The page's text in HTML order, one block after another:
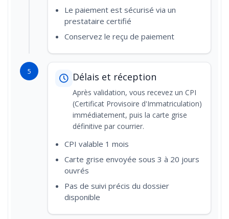
Le paiement est sécurisé via un
prestataire certifié
Conservez le reçu de paiement
5 Délais et réception
Après validation, vous recevez un CPI
(Certificat Provisoire d'Immatriculation)
immédiatement, puis la carte grise
définitive par courrier.
CPI valable 1 mois
Carte grise envoyée sous 3 à 20 jours
ouvrés
Pas de suivi précis du dossier
disponible